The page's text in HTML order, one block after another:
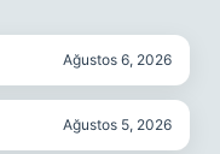
Ağustos 6, 2026
Ağustos 5, 2026